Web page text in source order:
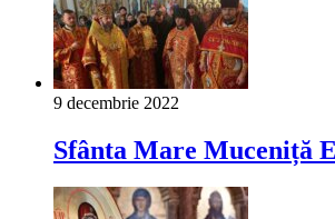
9 decembrie 2022
Sfânta Mare Muceniță